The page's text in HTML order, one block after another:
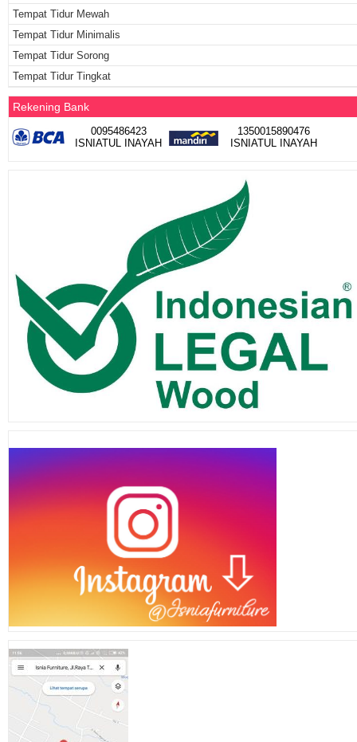
Tempat Tidur Mewah
Tempat Tidur Minimalis
Tempat Tidur Sorong
Tempat Tidur Tingkat
Rekening Bank
0095486423
ISNIATUL INAYAH
1350015890476
ISNIATUL INAYAH